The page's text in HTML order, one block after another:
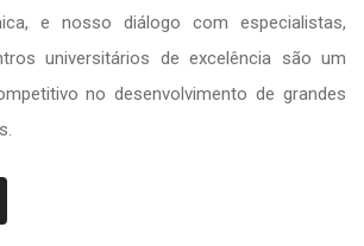
e nosso diálogo com especialistas,
universitários de excelência são um
no desenvolvimento de grandes